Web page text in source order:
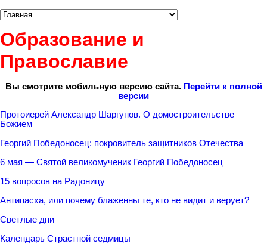
Образование и
Православие
Вы смотрите мобильную версию сайта. Перейти к полной
версии
Протоиерей Александр Шаргунов. О домостроительстве
Божием
Георгий Победоносец: покровитель защитников Отечества
6 мая — Святой великомученик Георгий Победоносец
15 вопросов на Радоницу
Антипасха, или почему блаженны те, кто не видит и верует?
Светлые дни
Календарь Страстной седмицы